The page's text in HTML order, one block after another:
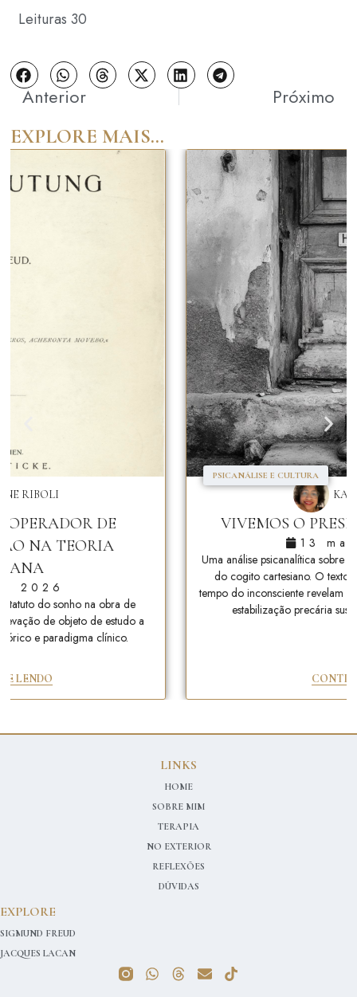
Leituras 30
Anterior Próximo
EXPLORE MAIS...
RIBOLI
DE
NA TEORIA
do sonho na obra de
de objeto de estudo a
e paradigma clínico.
PSICANÁLISE E CULTURA
VIVEMOS O
13
Uma análise psicanalítica sobre a
do cogito cartesiano. O texto
tempo do inconsciente revelam
estabilização precária
CONTINUE
LINKS
HOME
SOBRE MIM
TERAPIA
NO EXTERIOR
REFLEXÕES
DÚVIDAS
EXPLORE
SIGMUND FREUD
JACQUES LACAN